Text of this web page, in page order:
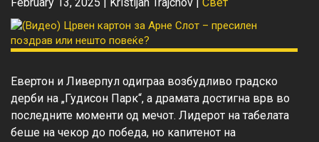
Евертон и Ливерпул одиграа возбудливо градско
дерби на „Гудисон Парк“, а драмата достигна врв во
последните моменти од мечот. Лидерот на табелата
беше на чекор до победа, но капитенот на